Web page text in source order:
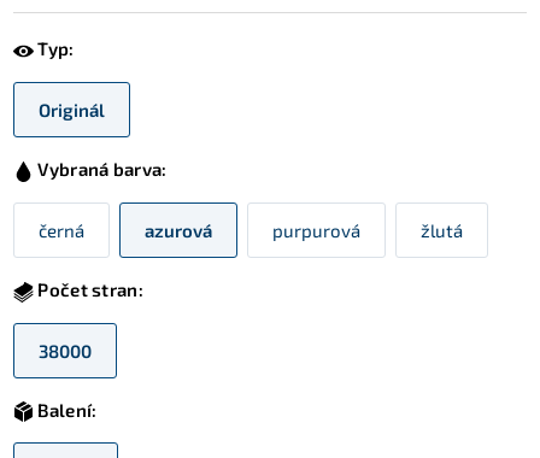
Typ:
Originál
Vybraná barva:
černá azurová purpurová žlutá
Počet stran:
38000
Balení: